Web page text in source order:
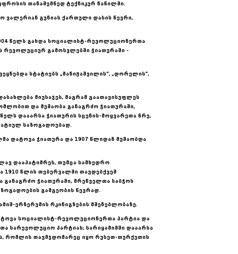
თანაშემწედ ტექნიკურ ნაწილში.
ვალერიან გუნიას ქართული დასის წევრი,
წელს გახდა სოციალისტ-რევოლუციონერთა
რევოლუციურ გამოსვლებში ჭიათურაში -
სტატიებს „მანიჟაშვილის“, „დორელის“,
მიუსაჯეს, მაგრამ გაათავისუფლეს
და მუშაობა განაგრძო ჭიათურაში,
დააარსა ჭიათურის სცენის-მოყვარეთა წრე,
საზოგადოებად.
დატოვა ჭიათურა და 1907 წლიდან მუშაობდა
დააპატიმრეს, თუმცა სამხედრო
წლის თებერვალში თავდებქვეშ
განაგრძო ჭიათურაში, მრეწველთა საბჭოს
გამგეობის წევრად.
ერზერუმის რკინიგზების მშენებლობაზე.
სოციალისტ-რევოლუციონერთა პარტია და
პარტიას; სარიყამიშში დააარსა
რომლის თავმჯდომარეც იყო რუსეთ-თურქეთის